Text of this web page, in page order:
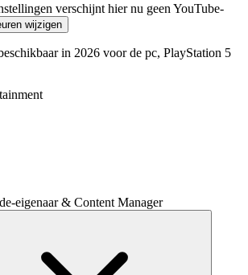
verschijnt hier nu geen YouTube-
wijzigen
in 2026 voor de pc, PlayStation 5
eigenaar & Content Manager